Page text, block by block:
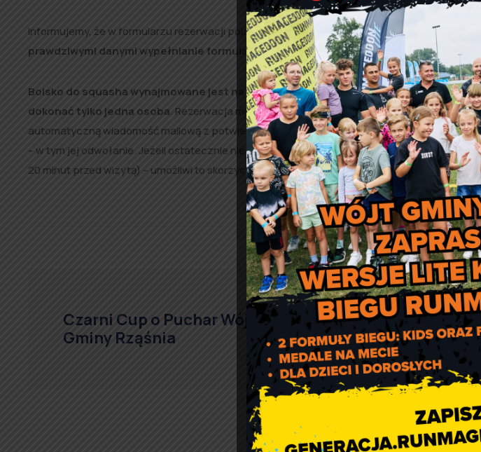
Informujemy, że w formularzu rezerwacji pola obowiązkowe zaznaczono gwiazdką.
prawdziwymi danymi wypełnianie formularza.Ułatwi nam to zarządzanie obiektem i
Boisko do squasha wynajmowane jest na okres 60 minut uwzględniając czas
dokonać tylko jedna osoba. Rezerwacja możliwa jest z 14 dniowym wyprzedzeniem. Po
automatyczną wiadomość mailową z potwierdzeniem. W jego treści będzie również
– w tym jej odwołanie. Jeżeli ostatecznie nie zdecydują się Państwo skorzystać z kortu
20 minut przed wizytą) – umożliwi to skorzystanie z kortu innym osobom.
Czarni Cup o Puchar Wójta
Gminy Rząśnia
Jak